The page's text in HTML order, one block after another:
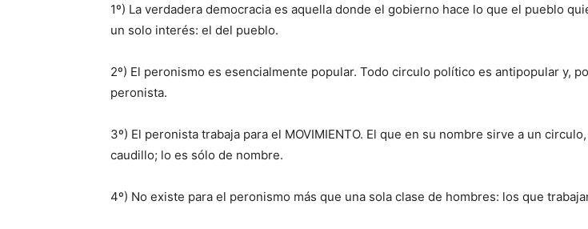
1º) La verdadera democracia es aquella donde el gobierno hace lo que el pueblo
un solo interés: el del pueblo.
2º) El peronismo es esencialmente popular. Todo circulo político es antipopular y,
peronista.
3º) El peronista trabaja para el MOVIMIENTO. El que en su nombre sirve a un
caudillo; lo es sólo de nombre.
4º) No existe para el peronismo más que una sola clase de hombres: los que